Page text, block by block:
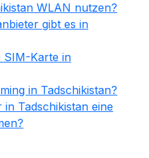
WLAN nutzen?
gibt es in
SIM-Karte in
in Tadschikistan?
in Tadschikistan eine